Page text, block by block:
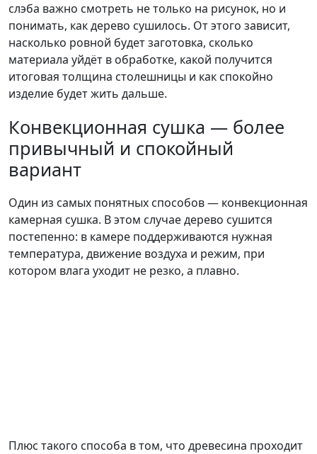
слэба важно смотреть не только на рисунок, но и
понимать, как дерево сушилось. От этого зависит,
насколько ровной будет заготовка, сколько
материала уйдёт в обработке, какой получится
итоговая толщина столешницы и как спокойно
изделие будет жить дальше.
Конвекционная сушка — более
привычный и спокойный
вариант
Один из самых понятных способов — конвекционная
камерная сушка. В этом случае дерево сушится
постепенно: в камере поддерживаются нужная
температура, движение воздуха и режим, при
котором влага уходит не резко, а плавно.
Плюс такого способа в том, что древесина проходит